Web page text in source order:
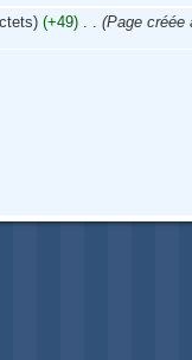
(+49)‎ . . (Page créée